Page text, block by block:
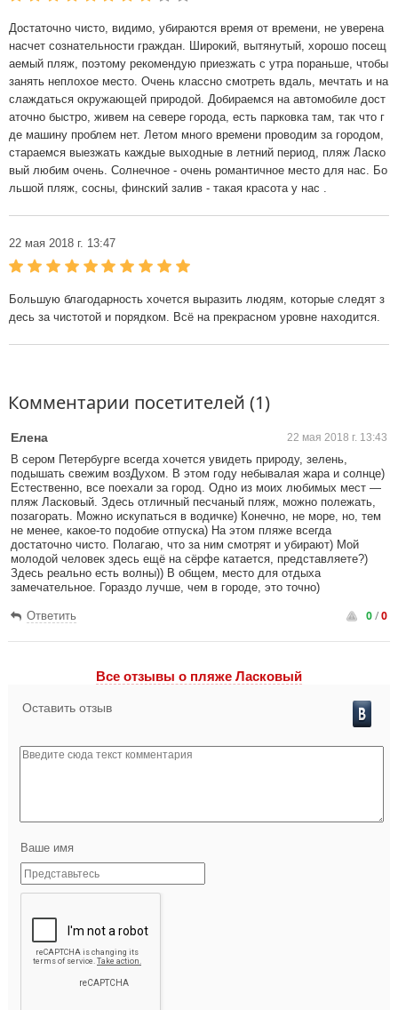
Достаточно чисто, видимо, убираются время от времени, не уверена
насчет сознательности граждан. Широкий, вытянутый, хорошо посещ
аемый пляж, поэтому рекомендую приезжать с утра пораньше, чтобы
занять неплохое место. Очень классно смотреть вдаль, мечтать и на
слаждаться окружающей природой. Добираемся на автомобиле дост
аточно быстро, живем на севере города, есть парковка там, так что г
де машину проблем нет. Летом много времени проводим за городом,
стараемся выезжать каждые выходные в летний период, пляж Ласко
вый любим очень. Солнечное - очень романтичное место для нас. Бо
льшой пляж, сосны, финский залив - такая красота у нас .
22 мая 2018 г. 13:47
Большую благодарность хочется выразить людям, которые следят з
десь за чистотой и порядком. Всё на прекрасном уровне находится.
Комментарии посетителей (1)
Елена 22 мая 2018 г. 13:43
В сером Петербурге всегда хочется увидеть природу, зелень,
подышать свежим возДухом. В этом году небывалая жара и солнце)
Естественно, все поехали за город. Одно из моих любимых мест —
пляж Ласковый. Здесь отличный песчаный пляж, можно полежать,
позагорать. Можно искупаться в водичке) Конечно, не море, но, тем
не менее, какое-то подобие отпуска) На этом пляже всегда
достаточно чисто. Полагаю, что за ним смотрят и убирают) Мой
молодой человек здесь ещё на сёрфе катается, представляете?)
Здесь реально есть волны)) В общем, место для отдыха
замечательное. Гораздо лучше, чем в городе, это точно)
Ответить 0/0
Все отзывы o пляже Ласковый
Оставить отзыв
Ваше имя